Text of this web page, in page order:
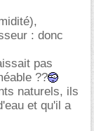
: donc
pas
??
naturels, ils
et qu'il a